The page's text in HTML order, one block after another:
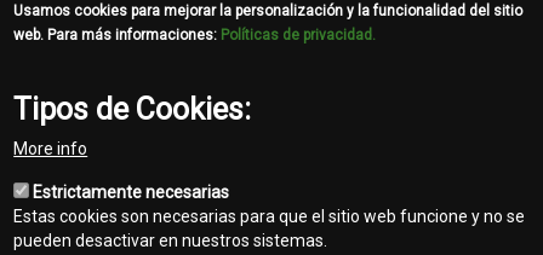
Usamos cookies para mejorar la personalización y la funcionalidad del sitio
web. Para más informaciones: Políticas de privacidad.
Tipos de Cookies:
More info
Estrictamente necesarias
Estas cookies son necesarias para que el sitio web funcione y no se
pueden desactivar en nuestros sistemas.